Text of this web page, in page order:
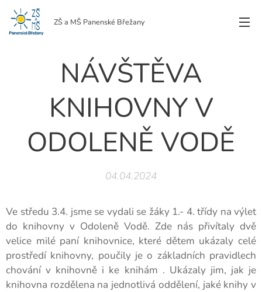
ZŠ a MŠ Panenské Břežany
NÁVŠTĚVA
KNIHOVNY V
ODOLENĚ VODĚ
04.04.2024
Ve středu 3.4. jsme se vydali se žáky 1.- 4. třídy na výlet
do knihovny v Odoleně Vodě. Zde nás přivítaly dvě
velice milé paní knihovnice, které dětem ukázaly celé
prostředí knihovny, poučily je o základních pravidlech
chování v knihovně i ke knihám . Ukázaly jim, jak je
knihovna rozdělena na jednotlivá oddělení, jaké knihy v